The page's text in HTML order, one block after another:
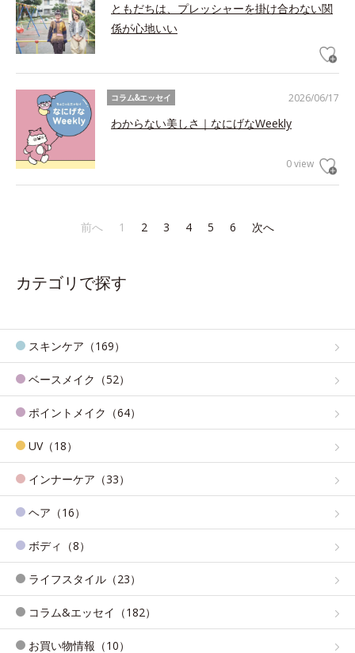
ともだちは、プレッシャーを掛け合わない関
係が心地いい
2026/06/17
コラム&エッセイ
わからない美しさ｜なにげなWeekly
0 view
前へ 1 2 3 4 5 6 次へ
カテゴリで探す
スキンケア（169）
ベースメイク（52）
ポイントメイク（64）
UV（18）
インナーケア（33）
ヘア（16）
ボディ（8）
ライフスタイル（23）
コラム&エッセイ（182）
お買い物情報（10）